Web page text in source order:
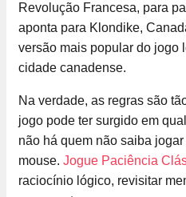
Revolução Francesa, para
aponta para Klondike,
versão mais popular do jogo
cidade canadense.
Na verdade, as regras são
jogo pode ter surgido em
não há quem não saiba
mouse. Jogue Paciência
raciocínio lógico, revisitar